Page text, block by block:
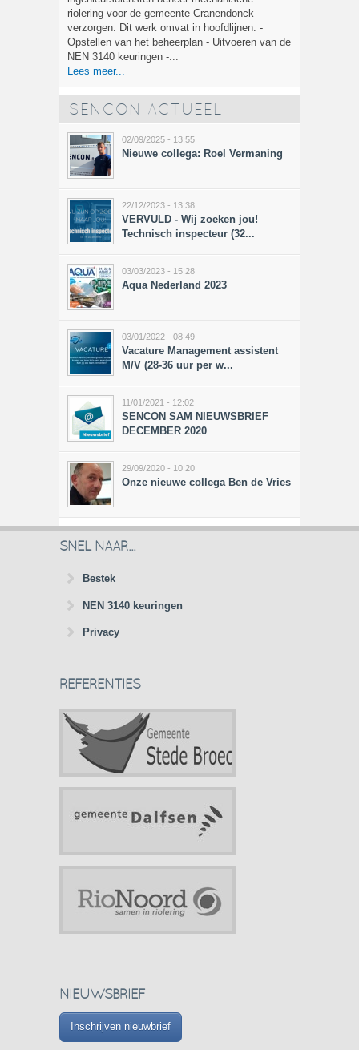
riolering voor de gemeente Cranendonck
verzorgen. Dit werk omvat in hoofdlijnen: -
Opstellen van het beheerplan - Uitvoeren van de
NEN 3140 keuringen -...
Lees meer...
SENCON ACTUEEL
02/09/2025 - 13:55
Nieuwe collega: Roel Vermaning
22/12/2023 - 13:38
VERVULD - Wij zoeken jou!
Technisch inspecteur (32...
03/03/2023 - 15:28
Aqua Nederland 2023
03/01/2022 - 08:49
Vacature Management assistent
M/V (28-36 uur per w...
11/01/2021 - 12:02
SENCON SAM NIEUWSBRIEF
DECEMBER 2020
29/09/2020 - 10:20
Onze nieuwe collega Ben de Vries
SNEL NAAR...
Bestek
NEN 3140 keuringen
Privacy
REFERENTIES
NIEUWSBRIEF
Inschrijven nieuwbrief